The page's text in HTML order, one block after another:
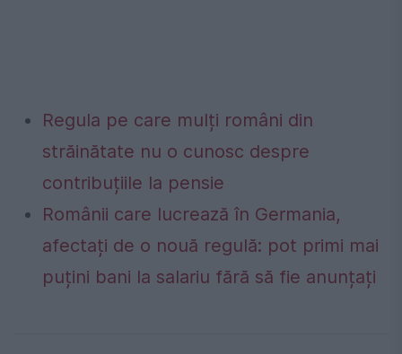
Regula pe care mulți români din
străinătate nu o cunosc despre
contribuțiile la pensie
Românii care lucrează în Germania,
afectați de o nouă regulă: pot primi mai
puțini bani la salariu fără să fie anunțați